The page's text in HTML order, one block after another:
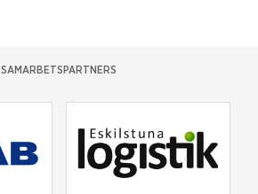
SAMARBETSPARTNERS